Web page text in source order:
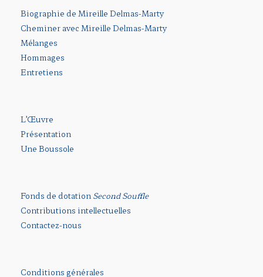
Biographie de Mireille Delmas-Marty
Cheminer avec Mireille Delmas-Marty
Mélanges
Hommages
Entretiens
L’Œuvre
Présentation
Une Boussole
Fonds de dotation Second Souffle
Contributions intellectuelles
Contactez-nous
Conditions générales